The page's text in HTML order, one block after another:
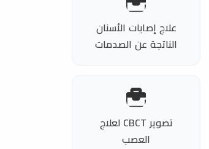
علاج إصابات الأسنان
الناتجة عن الصدمات
تصوير CBCT لعلاج
العصب